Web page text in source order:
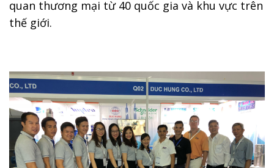
quan thương mại từ 40 quốc gia và khu vực trên
thế giới.